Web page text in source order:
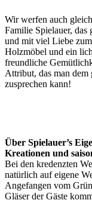
Wir werfen auch
Familie Spielauer, das
und mit viel Liebe
Holzmöbel und ein
freundliche
Attribut, das man dem
zusprechen kann!
Über Spielauer’s
Kreationen und
Bei den kredenzten
natürlich auf eigene
Angefangen vom
Gläser der Gäste